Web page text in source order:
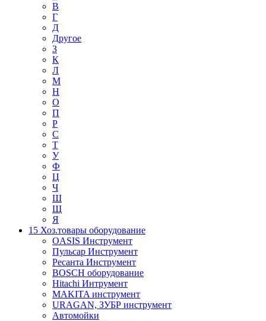
В
Г
Д
Другое
З
К
Л
М
Н
О
П
Р
С
Т
У
Ф
Ц
Ч
Ш
Щ
Я
15 Хоз.товары оборудование
OASIS Инструмент
Пульсар Инструмент
Ресанта Инструмент
BOSCH оборудование
Hitachi Интрумент
MAKITA инструмент
URAGAN, ЗУБР инструмент
Автомойки